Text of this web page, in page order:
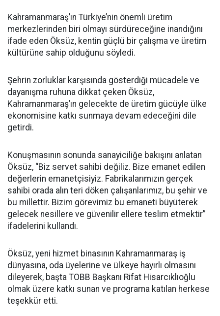
Kahramanmaraş’ın Türkiye’nin önemli üretim
merkezlerinden biri olmayı sürdüreceğine inandığını
ifade eden Öksüz, kentin güçlü bir çalışma ve üretim
kültürüne sahip olduğunu söyledi.
Şehrin zorluklar karşısında gösterdiği mücadele ve
dayanışma ruhuna dikkat çeken Öksüz,
Kahramanmaraş’ın gelecekte de üretim gücüyle ülke
ekonomisine katkı sunmaya devam edeceğini dile
getirdi.
Konuşmasının sonunda sanayiciliğe bakışını anlatan
Öksüz, “Biz servet sahibi değiliz. Bize emanet edilen
değerlerin emanetçisiyiz. Fabrikalarımızın gerçek
sahibi orada alın teri döken çalışanlarımız, bu şehir ve
bu millettir. Bizim görevimiz bu emaneti büyüterek
gelecek nesillere ve güvenilir ellere teslim etmektir”
ifadelerini kullandı.
Öksüz, yeni hizmet binasının Kahramanmaraş iş
dünyasına, oda üyelerine ve ülkeye hayırlı olmasını
dileyerek, başta TOBB Başkanı Rifat Hisarcıklıoğlu
olmak üzere katkı sunan ve programa katılan herkese
teşekkür etti.